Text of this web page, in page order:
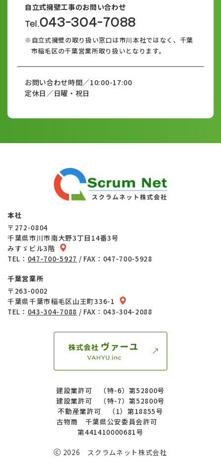
自立式擁壁工事のお問い合わせ
Tel.043-304-7088
※自立式擁壁の取り扱い窓口は市川本社ではなく、千葉
市稲毛区の千葉営業所取り扱いとなります。
お問い合わせ時間／10:00-17:00
定休日／日曜・祝日
本社
〒272-0804
千葉県市川市南大野3丁目14番3号
みすゞビル3階
TEL： 047-700-5927 / FAX：047-700-5928
千葉営業所
〒263-0002
千葉県千葉市稲毛区山王町336-1
TEL： 043-304-7088 / FAX：043-304-2088
建設業許可 （特-6）第52800号
建設業許可 （特-7）第52800号
不動産業許可 （1）第18855号
古物商 千葉県公安委員会許可
第441410000681号
2026 スクラムネット株式会社